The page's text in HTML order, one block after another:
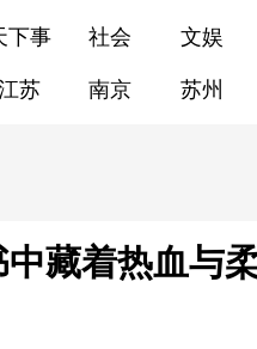
下事 社会 文娱
苏 南京 苏州
藏着热血与